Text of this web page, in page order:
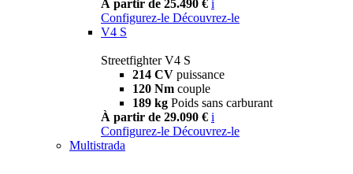
À partir de 25.490 € i
Configurez-le Découvrez-le
V4 S
Streetfighter V4 S
214 CV puissance
120 Nm couple
189 kg Poids sans carburant
À partir de 29.090 € i
Configurez-le Découvrez-le
Multistrada